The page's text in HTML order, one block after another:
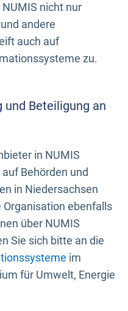
nicht nur
andere
auch auf
zu.
und Beteiligung an
in NUMIS
Behörden und
in Niedersachsen
Organisation ebenfalls
über NUMIS
Sie sich bitte an die
im
für Umwelt, Energie